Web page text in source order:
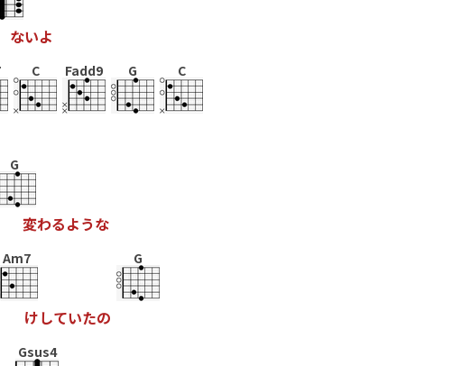
ないよ
C Fadd9 G C
G
変わるような
Am7
けしていたの
G
Gsus4